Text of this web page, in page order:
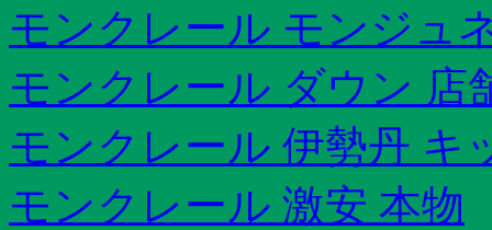
モンクレール モンジュ
モンクレール ダウン 店
モンクレール 伊勢丹 キ
モンクレール 激安 本物